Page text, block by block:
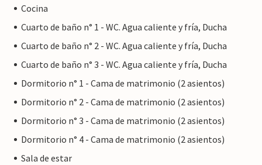
Cocina
Cuarto de baño n° 1 - WC. Agua caliente y fría, Ducha
Cuarto de baño n° 2 - WC. Agua caliente y fría, Ducha
Cuarto de baño n° 3 - WC. Agua caliente y fría, Ducha
Dormitorio n° 1 - Cama de matrimonio (2 asientos)
Dormitorio n° 2 - Cama de matrimonio (2 asientos)
Dormitorio n° 3 - Cama de matrimonio (2 asientos)
Dormitorio n° 4 - Cama de matrimonio (2 asientos)
Sala de estar